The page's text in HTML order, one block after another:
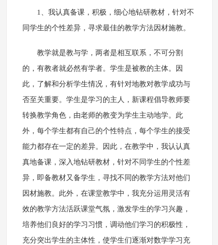
1、我认真备课，积极，细心地钻研教材，针对不
同学生的个性差异，寻求最佳的教学方法因材施教。
教学就是教与学，两者是相互联系，不可分割
的，有教者就必然有学者。学生是被教的主体。因
此，了解和分析学生情况，有针对地教对教学成功与
否至关重要。学生是学习的主人，新课程倡导教师要
转换教学角色，由老师的教变为学生主动地学。此
外，每个学生都有自己的个性特点，每个学生的接受
能力都存在一定的差异。因此，在教学中，我认认真
真地备课，深入地钻研教材，针对不同学生的个性差
异，即备教材又备学生，寻找不同的教学方法对他们
因材施教。此外，在课堂教学中，我充分运用灵活有
效的教学方法活跃课堂气氛，激发学生的学习兴趣，
培养他们良好的学习习惯，调动他们学习的积极性，
充分突出学生的主体性，使学生们逐渐对数学学习充